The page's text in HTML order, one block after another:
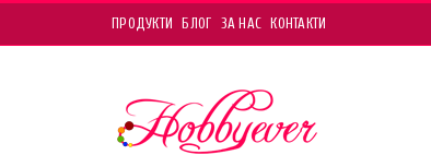
ПРОДУКТИ БЛОГ ЗА НАС КОНТАКТИ